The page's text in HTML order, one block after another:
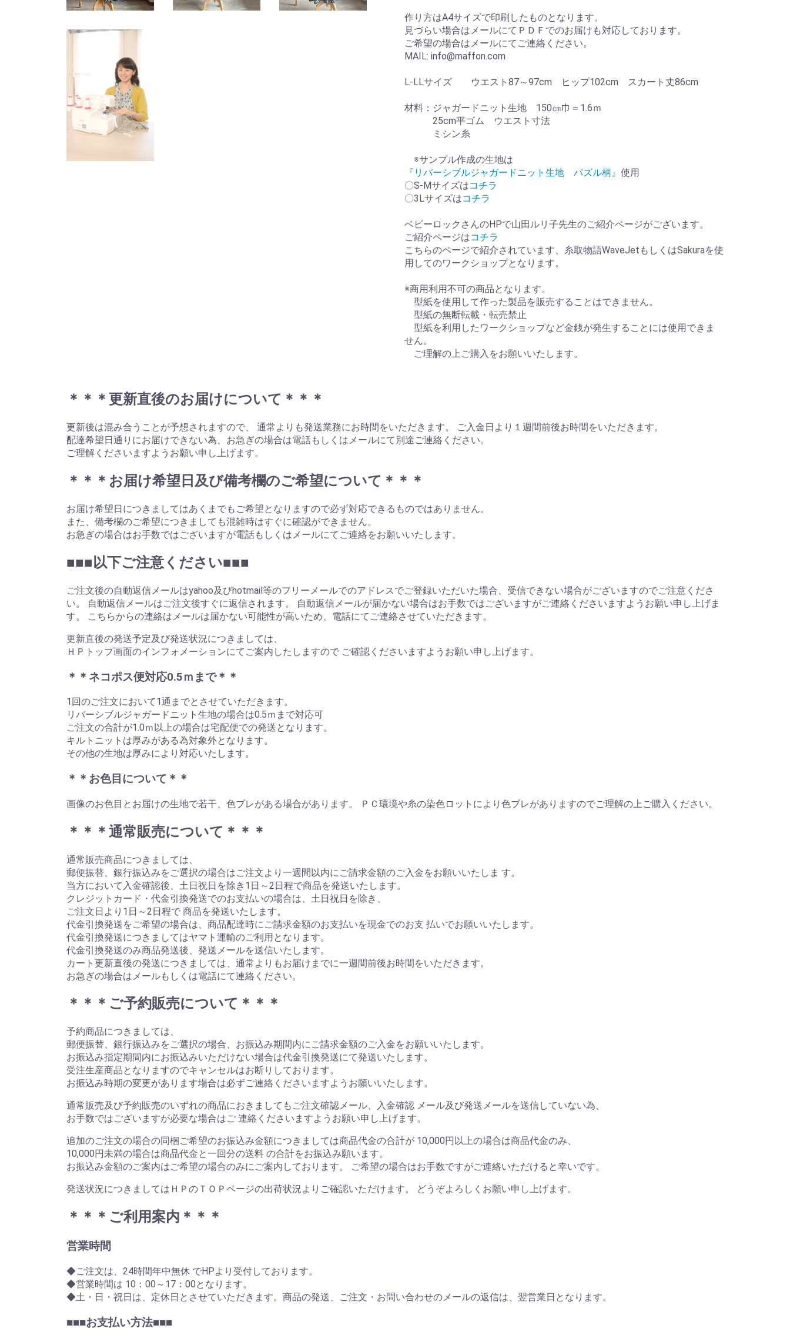
作り方はA4サイズで印刷したものとなります。
見づらい場合はメールにてＰＤＦでのお届けも対応しております。
ご希望の場合はメールにてご連絡ください。
MAIL: info@maffon.com
L-LLサイズ ウエスト87～97cm ヒップ102cm スカート丈86cm
材料：ジャガードニット生地 150㎝巾＝1.6ｍ
25cm平ゴム ウエスト寸法
ミシン糸
※サンプル作成の生地は
『リバーシブルジャガードニット生地 パズル柄』 使用
〇S-Mサイズはコチラ
〇3Lサイズはコチラ
ベビーロックさんのHPで山田ルリ子先生のご紹介ページがございます。
ご紹介ページはコチラ
こちらのページで紹介されています、糸取物語WaveJetもしくはSakuraを使
用してのワークショップとなります。
※商用利用不可の商品となります。
型紙を使用して作った製品を販売することはできません。
型紙の無断転載・転売禁止
型紙を利用したワークショップなど金銭が発生することには使用できま
せん。
ご理解の上ご購入をお願いいたします。
＊＊＊更新直後のお届けについて＊＊＊
更新後は混み合うことが予想されますので、 通常よりも発送業務にお時間をいただきます。 ご入金日より１週間前後お時間をいただきます。
配達希望日通りにお届けできない為、お急ぎの場合は電話もしくはメールにて別途ご連絡ください。
ご理解くださいますようお願い申し上げます。
＊＊＊お届け希望日及び備考欄のご希望について＊＊＊
お届け希望日につきましてはあくまでもご希望となりますので必ず対応できるものではありません。
また、備考欄のご希望につきましても混雑時はすぐに確認ができません。
お急ぎの場合はお手数ではございますが電話もしくはメールにてご連絡をお願いいたします。
■■■以下ご注意ください■■■
ご注文後の自動返信メールはyahoo及びhotmail等のフリーメールでのアドレスでご登録いただいた場合、受信できない場合がございますのでご注意くださ
い。 自動返信メールはご注文後すぐに返信されます。 自動返信メールが届かない場合はお手数ではございますがご連絡くださいますようお願い申し上げま
す。 こちらからの連絡はメールは届かない可能性が高いため、電話にてご連絡させていただきます。
更新直後の発送予定及び発送状況につきましては、
ＨＰトップ画面のインフォメーションにてご案内したしますので ご確認くださいますようお願い申し上げます。
＊＊ネコポス便対応0.5ｍまで＊＊
1回のご注文において1通までとさせていただきます。
リバーシブルジャガードニット生地の場合は0.5ｍまで対応可
ご注文の合計が1.0ｍ以上の場合は宅配便での発送となります。
キルトニットは厚みがある為対象外となります。
その他の生地は厚みにより対応いたします。
＊＊お色目について＊＊
画像のお色目とお届けの生地で若干、色ブレがある場合があります。 ＰＣ環境や糸の染色ロットにより色ブレがありますのでご理解の上ご購入ください。
＊＊＊通常販売について＊＊＊
通常販売商品につきましては、
郵便振替、銀行振込みをご選択の場合はご注文より一週間以内にご請求金額のご入金をお願いいたしま す。
当方において入金確認後、土日祝日を除き1日～2日程で商品を発送いたします。
クレジットカード・代金引換発送でのお支払いの場合は、土日祝日を除き、
ご注文日より1日～2日程で 商品を発送いたします。
代金引換発送をご希望の場合は、商品配達時にご請求金額のお支払いを現金でのお支 払いでお願いいたします。
代金引換発送につきましてはヤマト運輸のご利用となります。
代金引換発送のみ商品発送後、発送メールを送信いたします。
カート更新直後の発送につきましては、通常よりもお届けまでに一週間前後お時間をいただきます。
お急ぎの場合はメールもしくは電話にて連絡ください。
＊＊＊ご予約販売について＊＊＊
予約商品につきましては、
郵便振替、銀行振込みをご選択の場合、お振込み期間内にご請求金額のご入金をお願いいたします。
お振込み指定期間内にお振込みいただけない場合は代金引換発送にて発送いたします。
受注生産商品となりますのでキャンセルはお断りしております。
お振込み時期の変更があります場合は必ずご連絡くださいますようお願いいたします。
通常販売及び予約販売のいずれの商品におきましてもご注文確認メール、入金確認 メール及び発送メールを送信していない為、
お手数ではございますが必要な場合はご 連絡くださいますようお願い申し上げます。
追加のご注文の場合の同梱ご希望のお振込み金額につきましては商品代金の合計が 10,000円以上の場合は商品代金のみ、
10,000円未満の場合は商品代金と一回分の送料 の合計をお振込み願います。
お振込み金額のご案内はご希望の場合のみにご案内しております。 ご希望の場合はお手数ですがご連絡いただけると幸いです。
発送状況につきましてはＨＰのＴＯＰページの出荷状況よりご確認いただけます。 どうぞよろしくお願い申し上げます。
＊＊＊ご利用案内＊＊＊
営業時間
◆ご注文は、24時間年中無休 でHPより受付しております。
◆営業時間は 10：00～17：00となります。
◆土・日・祝日は、定休日とさせていただきます。商品の発送、ご注文・お問い合わせのメールの返信は、翌営業日となります。
■■■お支払い方法■■■